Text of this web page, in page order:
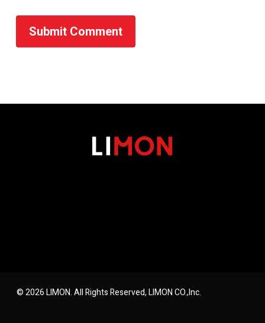
© 2026 LIMON. All Rights Reserved, LIMON CO.,Inc.